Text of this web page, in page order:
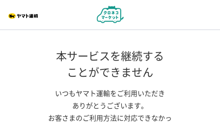
本サービスを継続する
ことができません
いつもヤマト運輸をご利用いただき
ありがとうございます。
お客さまのご利用方法に対応できなかっ